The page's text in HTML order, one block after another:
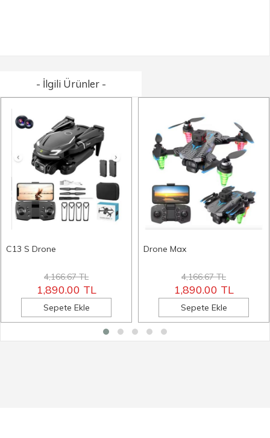
- İlgili Ürünler -
C13 S Drone
4,166.67 TL
1,890.00 TL
Sepete Ekle
Drone Max
4,166.67 TL
1,890.00 TL
Sepete Ekle